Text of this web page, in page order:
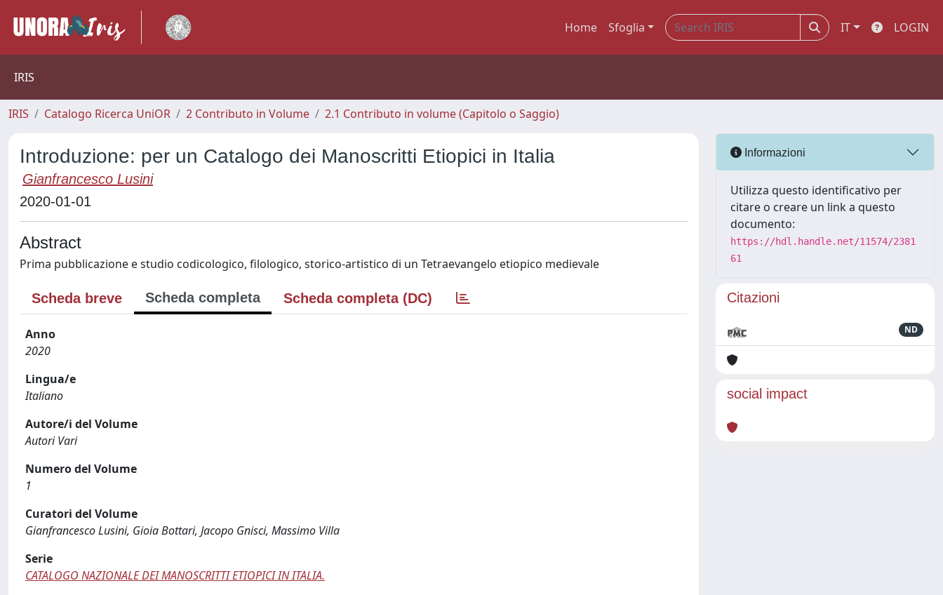
Home Sfoglia IT LOGIN
IRIS
IRIS Catalogo Ricerca UniOR 2 Contributo in Volume 2.1 Contributo in volume (Capitolo o Saggio)
Introduzione: per un Catalogo dei Manoscritti Etiopici in Italia
Gianfrancesco Lusini
2020-01-01
Abstract
Prima pubblicazione e studio codicologico, filologico, storico-artistico di un Tetraevangelo etiopico medievale
Scheda breve Scheda completa Scheda completa (DC)
Anno
2020
Lingua/e
Italiano
Autore/i del Volume
Autori Vari
Numero del Volume
1
Curatori del Volume
Gianfrancesco Lusini, Gioia Bottari, Jacopo Gnisci, Massimo Villa
Serie
CATALOGO NAZIONALE DEI MANOSCRITTI ETIOPICI IN ITALIA.
Informazioni
Utilizza questo identificativo per
citare o creare un link a questo
documento:
https://hdl.handle.net/11574/2381
61
Citazioni
ND
social impact